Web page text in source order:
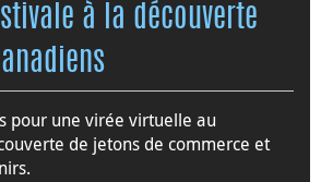
à la découverte
pour une virée virtuelle au
de jetons de commerce et